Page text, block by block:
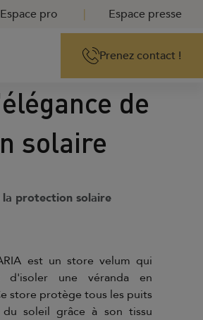
Espace pro Espace presse
Prenez contact !
de
solaire
la protection solaire
est un store velum qui
une véranda en
store protège tous les puits
soleil grâce à son tissu